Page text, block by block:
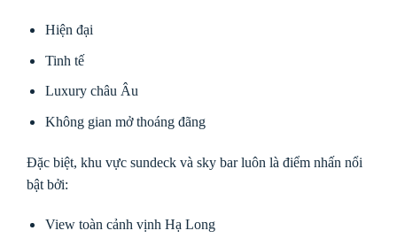
Hiện đại
Tinh tế
Luxury châu Âu
Không gian mở thoáng đãng
Đặc biệt, khu vực sundeck và sky bar luôn là điểm nhấn nổi
bật bởi:
View toàn cảnh vịnh Hạ Long